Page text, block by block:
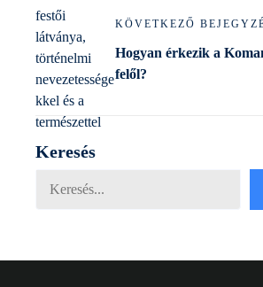
KÖVETKEZŐ
Hogyan érkezik a
felől?
Keresés